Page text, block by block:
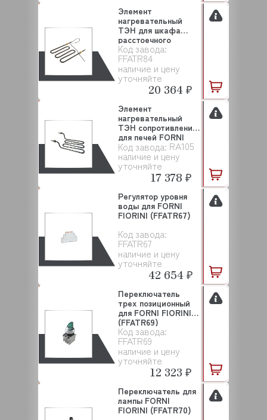
Код завода:
FFATR84
наличие и цену
уточняйте
Элемент
нагревательный
ТЭН для шкафа
расстоечного
RISING ROOM FOR...
20 364 ₽
Код завода: RA105
наличие и цену
уточняйте
Элемент
нагревательный
ТЭН сопротивление
для печей FORNI
FIORINI ...
17 378 ₽
Код завода:
FFATR67
наличие и цену
уточняйте
Регулятор уровня
воды для FORNI
FIORINI (FFATR67)
42 654 ₽
Код завода:
FFATR69
наличие и цену
уточняйте
Переключатель
трех позиционный
для FORNI FIORINI
(FFATR69)
12 323 ₽
Переключатель для
лампы FORNI
FIORINI (FFATR70)